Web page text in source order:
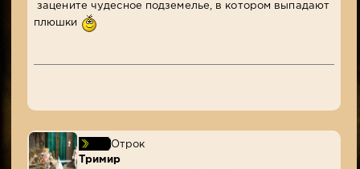
зацените чудесное подземелье, в котором выпадают
плюшки
Отрок
Тримир